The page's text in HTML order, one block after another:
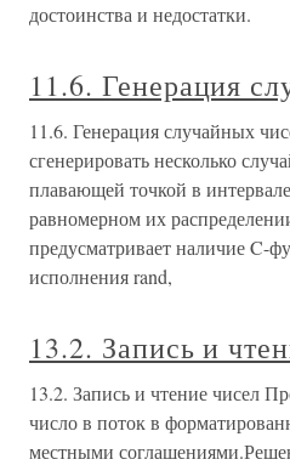
достоинства и недостатки.
11.6. Генерация
11.6. Генерация случайных
сгенерировать несколько
плавающей точкой в
равномерном их
предусматривает наличие C-
исполнения rand,
13.2. Запись и
13.2. Запись и чтение чисел
число в поток в
местными